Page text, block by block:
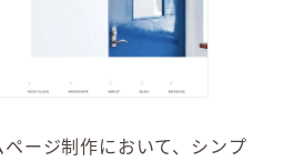
ージ制作において、シンプ